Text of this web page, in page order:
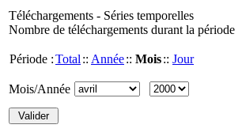
Téléchargements - Séries temporelles
Nombre de téléchargements durant la période
Période :Total :: Année:: Mois:: Jour
Mois/Année